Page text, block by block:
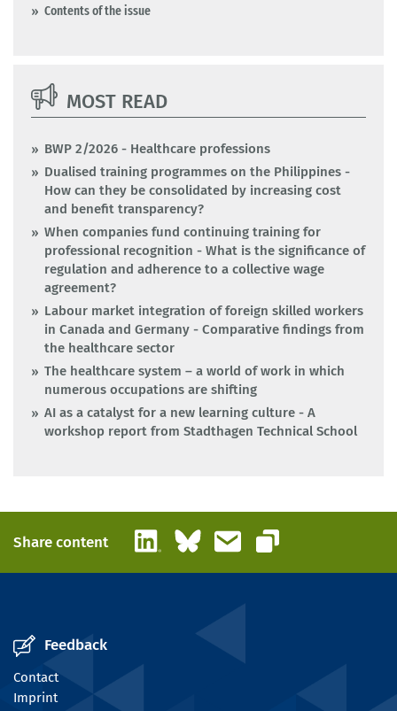
Contents of the issue
MOST READ
BWP 2/2026 - Healthcare professions
Dualised training programmes on the Philippines -
How can they be consolidated by increasing cost
and benefit transparency?
When companies fund continuing training for
professional recognition - What is the significance of
regulation and adherence to a collective wage
agreement?
Labour market integration of foreign skilled workers
in Canada and Germany - Comparative findings from
the healthcare sector
The healthcare system – a world of work in which
numerous occupations are shifting
AI as a catalyst for a new learning culture - A
workshop report from Stadthagen Technical School
Share content LinkedInBlueskyEmail
Copy link
Feedback
Contact
Imprint